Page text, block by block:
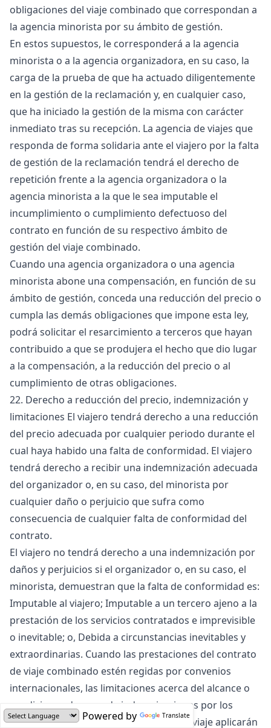
obligaciones del viaje combinado que correspondan a
la agencia minorista por su ámbito de gestión.
En estos supuestos, le corresponderá a la agencia
minorista o a la agencia organizadora, en su caso, la
carga de la prueba de que ha actuado diligentemente
en la gestión de la reclamación y, en cualquier caso,
que ha iniciado la gestión de la misma con carácter
inmediato tras su recepción. La agencia de viajes que
responda de forma solidaria ante el viajero por la falta
de gestión de la reclamación tendrá el derecho de
repetición frente a la agencia organizadora o la
agencia minorista a la que le sea imputable el
incumplimiento o cumplimiento defectuoso del
contrato en función de su respectivo ámbito de
gestión del viaje combinado.
Cuando una agencia organizadora o una agencia
minorista abone una compensación, en función de su
ámbito de gestión, conceda una reducción del precio o
cumpla las demás obligaciones que impone esta ley,
podrá solicitar el resarcimiento a terceros que hayan
contribuido a que se produjera el hecho que dio lugar
a la compensación, a la reducción del precio o al
cumplimiento de otras obligaciones.
22. Derecho a reducción del precio, indemnización y
limitaciones El viajero tendrá derecho a una reducción
del precio adecuada por cualquier periodo durante el
cual haya habido una falta de conformidad. El viajero
tendrá derecho a recibir una indemnización adecuada
del organizador o, en su caso, del minorista por
cualquier daño o perjuicio que sufra como
consecuencia de cualquier falta de conformidad del
contrato.
El viajero no tendrá derecho a una indemnización por
daños y perjuicios si el organizador o, en su caso, el
minorista, demuestran que la falta de conformidad es:
Imputable al viajero; Imputable a un tercero ajeno a la
prestación de los servicios contratados e imprevisible
o inevitable; o, Debida a circunstancias inevitables y
extraordinarias. Cuando las prestaciones del contrato
de viaje combinado estén regidas por convenios
internacionales, las limitaciones acerca del alcance o
condiciones de pago de indemnizaciones por los
prestadores de servicios incluidos en el viaje aplicarán
Powered by Translate